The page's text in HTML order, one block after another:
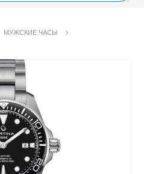
МУЖСКИЕ ЧАСЫ